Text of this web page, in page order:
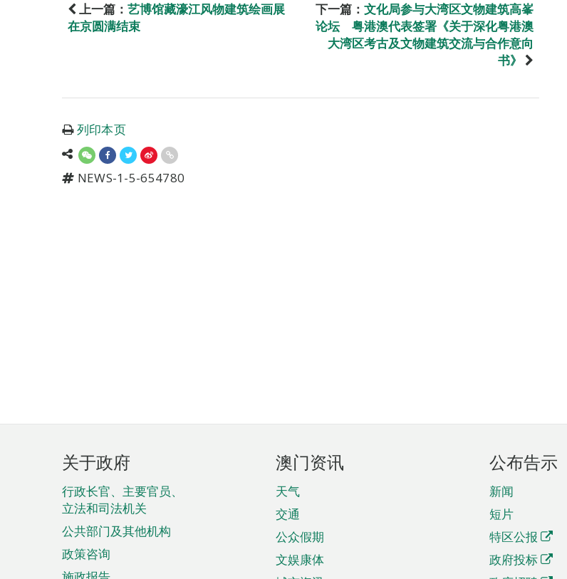
上一篇： 艺博馆藏濠江风物建筑绘画展
在京圆满结束
下一篇： 文化局参与大湾区文物建筑高峯
论坛 粤港澳代表签署《关于深化粤港澳
大湾区考古及文物建筑交流与合作意向
书》
列印本页
NEWS-1-5-654780
页
脚
菜
单
关于政府
行政长官、主要官员、
立法和司法机关
公共部门及其他机构
政策咨询
澳门资讯
天气
交通
公众假期
文娱康体
公布告示
新闻
短片
特区公报
政府投标